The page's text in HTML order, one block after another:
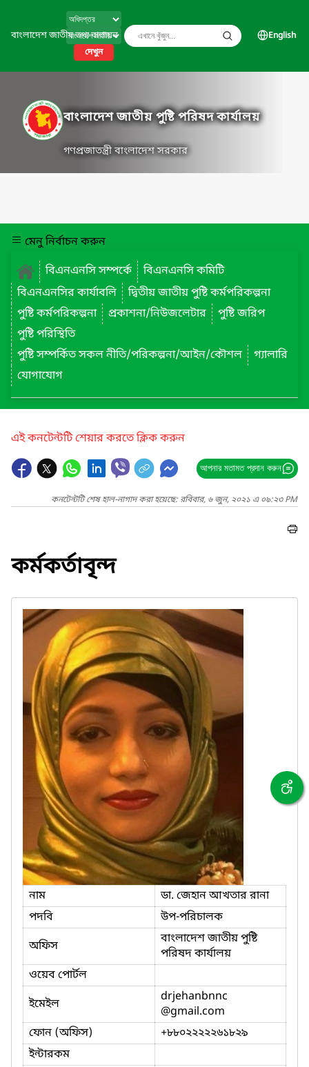
বাংলাদেশ জাতীয় তথ্য বাতায়ন
দেখুন
English
বাংলাদেশ জাতীয় পুষ্টি পরিষদ কার্যালয়
গণপ্রজাতন্ত্রী বাংলাদেশ সরকার
মেনু নির্বাচন করুন
বিএনএনসি সম্পর্কে
বিএনএনসি কমিটি
বিএনএনসির কার্যাবলি
দ্বিতীয় জাতীয় পুষ্টি কর্মপরিকল্পনা
পুষ্টি কর্মপরিকল্পনা
প্রকাশনা/নিউজলেটার
পুষ্টি জরিপ
পুষ্টি পরিস্থিতি
পুষ্টি সম্পর্কিত সকল নীতি/পরিকল্পনা/আইন/কৌশল
গ্যালারি
যোগাযোগ
এই কনটেন্টটি শেয়ার করতে ক্লিক করুন
আপনার মতামত প্রদান করুন
কনটেন্টটি শেষ হাল-নাগাদ করা হয়েছে: রবিবার, ৬ জুন, ২০২১ এ ০৯:২৩ PM
কর্মকর্তাবৃন্দ
নাম
ডা. জেহান আখতার রানা
পদবি
উপ-পরিচালক
অফিস
বাংলাদেশ জাতীয় পুষ্টি
পরিষদ কার্যালয়
ওয়েব পোর্টল
ইমেইল
drjehanbnnc
@gmail.com
ফোন (অফিস)
+৮৮০২২২২২৬১৮২৯
ইন্টারকম